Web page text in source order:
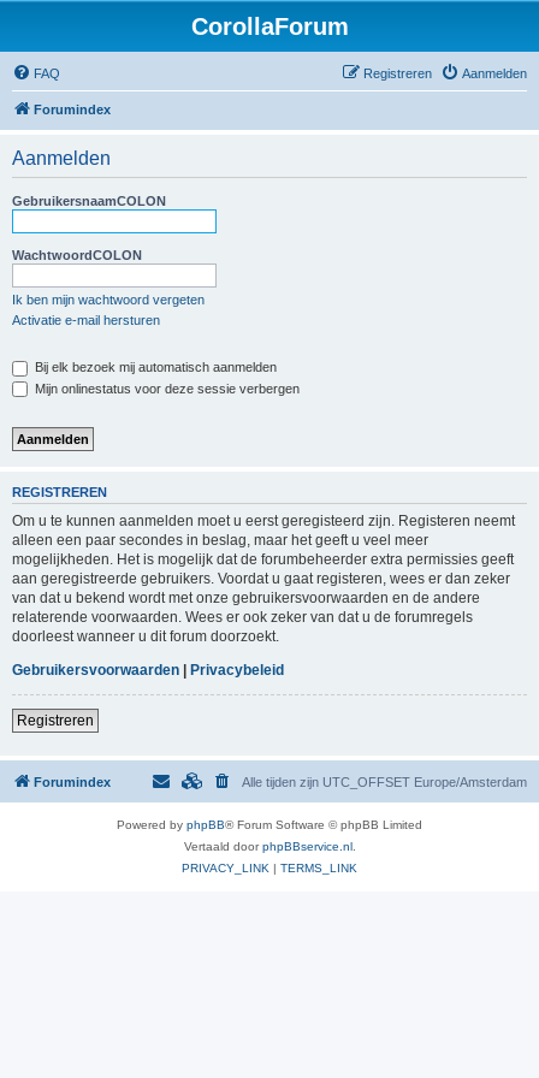
CorollaForum
FAQ Aanmelden
Registreren
Forumindex
Aanmelden
GebruikersnaamCOLON
WachtwoordCOLON
Ik ben mijn wachtwoord vergeten
Activatie e-mail hersturen
Bij elk bezoek mij automatisch aanmelden
Mijn onlinestatus voor deze sessie verbergen
REGISTREREN
Om u te kunnen aanmelden moet u eerst geregisteerd zijn. Registeren neemt
alleen een paar secondes in beslag, maar het geeft u veel meer
mogelijkheden. Het is mogelijk dat de forumbeheerder extra permissies geeft
aan geregistreerde gebruikers. Voordat u gaat registeren, wees er dan zeker
van dat u bekend wordt met onze gebruikersvoorwaarden en de andere
relaterende voorwaarden. Wees er ook zeker van dat u de forumregels
doorleest wanneer u dit forum doorzoekt.
Gebruikersvoorwaarden | Privacybeleid
Registreren
Forumindex Alle tijden zijn UTC_OFFSET Europe/Amsterdam
Powered by phpBB® Forum Software © phpBB Limited
Vertaald doorphpBBservice.nl.
PRIVACY_LINK | TERMS_LINK